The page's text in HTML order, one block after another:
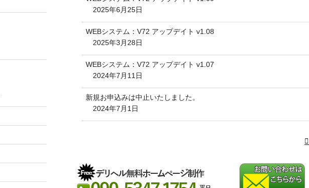
2025年6月25日
WEBシステム：V72 アップデイト v1.08
2025年3月28日
WEBシステム：V72 アップデイト v1.07
2024年7月11日
新規お申込みは中止いたしました。
2024年7月1日